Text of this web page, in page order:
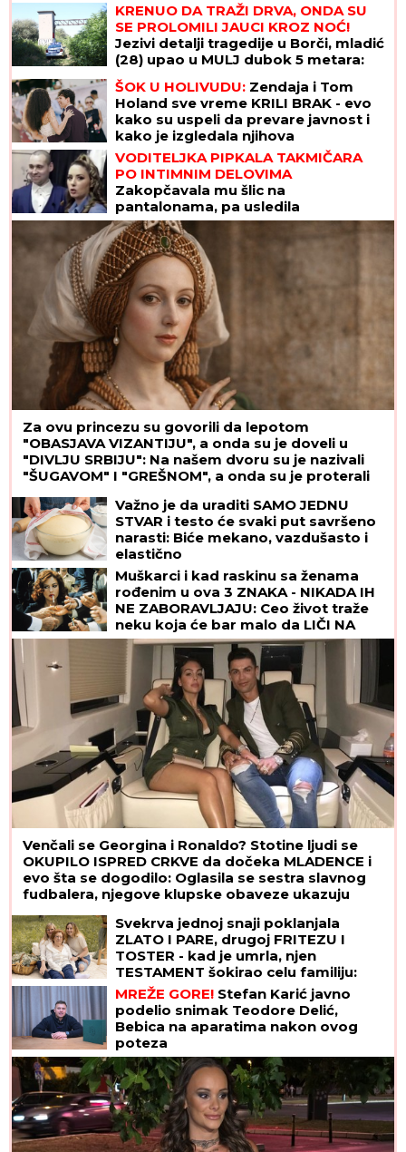
KRENUO DA TRAŽI DRVA, ONDA SU
SE PROLOMILI JAUCI KROZ NOĆ!
Jezivi detalji tragedije u Borči, mladić
(28) upao u MULJ dubok 5 metara:
"Jadno dete, da tako strada..."
(FOTO, VIDEO)
ŠOK U HOLIVUDU: Zendaja i Tom
Holand sve vreme KRILI BRAK - evo
kako su uspeli da prevare javnost i
kako je izgledala njihova
GLAMUROZNA SVADBA
VODITELJKA PIPKALA TAKMIČARA
PO INTIMNIM DELOVIMA
Zakopčavala mu šlic na
pantalonama, pa usledila
neprijatnost: " Zanimljivo je kada
voditeljka odradi još neke stvari"
Za ovu princezu su govorili da lepotom
"OBASJAVA VIZANTIJU", a onda su je doveli u
"DIVLJU SRBIJU": Na našem dvoru su je nazivali
"ŠUGAVOM" I "GREŠNOM", a onda su je proterali
Važno je da uraditi SAMO JEDNU
STVAR i testo će svaki put savršeno
narasti: Biće mekano, vazdušasto i
elastično
Muškarci i kad raskinu sa ženama
rođenim u ova 3 ZNAKA - NIKADA IH
NE ZABORAVLJAJU: Ceo život traže
neku koja će bar malo da LIČI NA
NJIH, ali tako nešto će TEŠKO naći
Venčali se Georgina i Ronaldo? Stotine ljudi se
OKUPILO ISPRED CRKVE da dočeka MLADENCE i
evo šta se dogodilo: Oglasila se sestra slavnog
fudbalera, njegove klupske obaveze ukazuju
Svekrva jednoj snaji poklanjala
ZLATO I PARE, drugoj FRITEZU I
TOSTER - kad je umrla, njen
TESTAMENT šokirao celu familiju:
"Čista joj kuću, kuvala za nju, u
svemu joj pomagala"
MREŽE GORE! Stefan Karić javno
podelio snimak Teodore Delić,
Bebica na aparatima nakon ovog
poteza